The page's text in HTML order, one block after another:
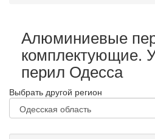
Алюминиевые
комплектующие.
перил Одесса
Выбрать другой регион